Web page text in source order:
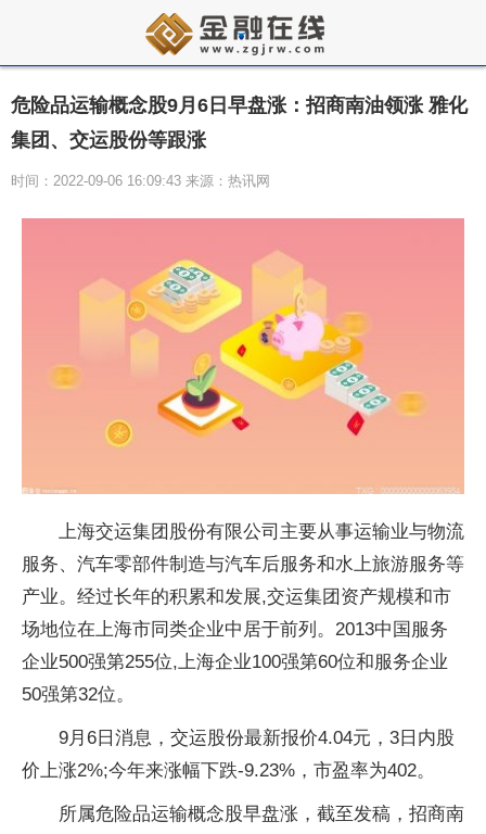
危险品运输概念股9月6日早盘涨：招商南油领涨 雅化
集团、交运股份等跟涨
时间：2022-09-06 16:09:43 来源：热讯网
上海交运集团股份有限公司主要从事运输业与物流
服务、汽车零部件制造与汽车后服务和水上旅游服务等
产业。经过长年的积累和发展,交运集团资产规模和市
场地位在上海市同类企业中居于前列。2013中国服务
企业500强第255位,上海企业100强第60位和服务企业
50强第32位。
9月6日消息，交运股份最新报价4.04元，3日内股
价上涨2%;今年来涨幅下跌-9.23%，市盈率为402。
所属危险品运输概念股早盘涨，截至发稿，招商南